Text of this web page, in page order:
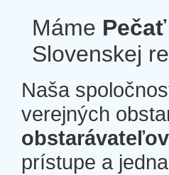
Máme
Slovenskej
Naša
verejných
obstarávateľov
prístupe a